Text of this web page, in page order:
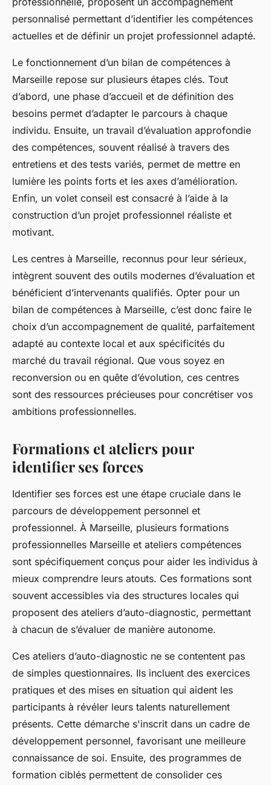
personnalisé permettant d’identifier les compétences
actuelles et de définir un projet professionnel adapté.
Le fonctionnement d’un bilan de compétences à
Marseille repose sur plusieurs étapes clés. Tout
d’abord, une phase d’accueil et de définition des
besoins permet d’adapter le parcours à chaque
individu. Ensuite, un travail d’évaluation approfondie
des compétences, souvent réalisé à travers des
entretiens et des tests variés, permet de mettre en
lumière les points forts et les axes d’amélioration.
Enfin, un volet conseil est consacré à l’aide à la
construction d’un projet professionnel réaliste et
motivant.
Les centres à Marseille, reconnus pour leur sérieux,
intègrent souvent des outils modernes d’évaluation et
bénéficient d’intervenants qualifiés. Opter pour un
bilan de compétences à Marseille, c’est donc faire le
choix d’un accompagnement de qualité, parfaitement
adapté au contexte local et aux spécificités du
marché du travail régional. Que vous soyez en
reconversion ou en quête d’évolution, ces centres
sont des ressources précieuses pour concrétiser vos
ambitions professionnelles.
Formations et ateliers pour
identifier ses forces
Identifier ses forces est une étape cruciale dans le
parcours de développement personnel et
professionnel. À Marseille, plusieurs formations
professionnelles Marseille et ateliers compétences
sont spécifiquement conçus pour aider les individus à
mieux comprendre leurs atouts. Ces formations sont
souvent accessibles via des structures locales qui
proposent des ateliers d’auto-diagnostic, permettant
à chacun de s’évaluer de manière autonome.
Ces ateliers d’auto-diagnostic ne se contentent pas
de simples questionnaires. Ils incluent des exercices
pratiques et des mises en situation qui aident les
participants à révéler leurs talents naturellement
présents. Cette démarche s'inscrit dans un cadre de
développement personnel, favorisant une meilleure
connaissance de soi. Ensuite, des programmes de
formation ciblés permettent de consolider ces